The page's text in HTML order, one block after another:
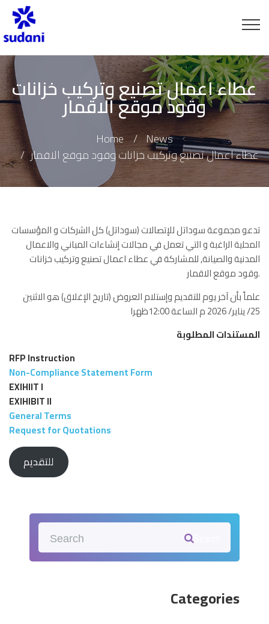
عطاء اعمال تصنيع وتركيب خزانات
وقود موقع الاقمار
Home
News
عطاء اعمال تصنيع وتركيب خزانات وقود موقع الاقمار
تدعو مجموعة سوداتل للإتصالات (سوداتل) كل اﻟﺷرﻛﺎت و اﻟﻣؤﺳﺳﺎت
اﻟﻣﺣﻠﯾﺔ اﻟراﻏﺑﺔ و اﻟﺗﻲ ﺗﻌﻣل ﻓﻲ مجالات إنشاءات المباني والاعمال
المدنية والصيانة, للمشاركة في عطاء اعمال تصنيع وتركيب خزانات
وقود موقع الاقمار.
علماً بأن آخر يوم للتقديم وإستلام العروض (تاريخ الإغلاق) هو الاثنين
25/ يناير/ 2026 م الساعة 12:00ظهرا
المستندات المطلوبة
RFP Instruction
Non-Compliance Statement Form
EXIHIIT I
EXIHIBIT II
General Terms
Request for Quotations
للتقديم
Categories